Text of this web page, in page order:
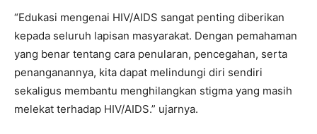
“Edukasi mengenai HIV/AIDS sangat penting diberikan
kepada seluruh lapisan masyarakat. Dengan pemahaman
yang benar tentang cara penularan, pencegahan, serta
penanganannya, kita dapat melindungi diri sendiri
sekaligus membantu menghilangkan stigma yang masih
melekat terhadap HIV/AIDS.” ujarnya.